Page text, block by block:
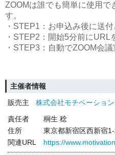
ZOOMは誰でも簡単に使用で
す。
・STEP1：お申込み後に送
・STEP2：開始5分前にURL
・STEP3：自動でZOOM会
主催者情報
販売主
株式会社モチベーショ
責任者
桐生 稔
住所
東京都新宿区西新宿
関連URL
https://